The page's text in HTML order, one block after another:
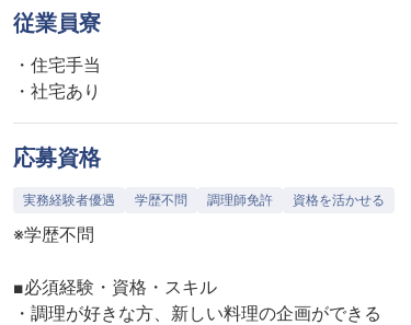
従業員寮
・住宅手当
・社宅あり
応募資格
実務経験者優遇 学歴不問 調理師免許 資格を活かせる
※学歴不問
■必須経験・資格・スキル
・調理が好きな方、新しい料理の企画ができる